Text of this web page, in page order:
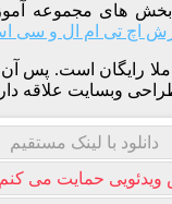
بخش های مجموعه
اچ تی ام ال و سی
رایگان است. پس آن
دانلود با لینک مستقیم
ویدئویی حمایت می کنم